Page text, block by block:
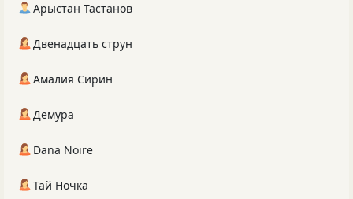
Арыстан Тастанов
Двенадцать струн
Амалия Сирин
Демура
Dana Noire
Тай Ночка